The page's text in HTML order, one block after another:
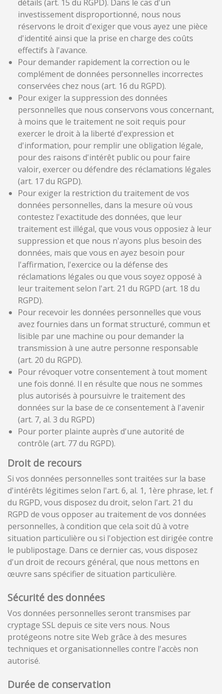
détails (art. 15 du RGPD). Dans le cas d'un
investissement disproportionné, nous nous
réservons le droit d'exiger que vous ayez une pièce
d'identité ainsi que la prise en charge des coûts
effectifs à l'avance.
Pour demander rapidement la correction ou le
complément de données personnelles incorrectes
conservées chez nous (art. 16 du RGPD).
Pour exiger la suppression des données
personnelles que nous conservons vous concernant,
à moins que le traitement ne soit requis pour
exercer le droit à la liberté d'expression et
d'information, pour remplir une obligation légale,
pour des raisons d'intérêt public ou pour faire
valoir, exercer ou défendre des réclamations légales
(art. 17 du RGPD).
Pour exiger la restriction du traitement de vos
données personnelles, dans la mesure où vous
contestez l'exactitude des données, que leur
traitement est illégal, que vous vous opposiez à leur
suppression et que nous n'ayons plus besoin des
données, mais que vous en ayez besoin pour
l'affirmation, l'exercice ou la défense des
réclamations légales ou que vous soyez opposé à
leur traitement selon l'art. 21 du RGPD (art. 18 du
RGPD).
Pour recevoir les données personnelles que vous
avez fournies dans un format structuré, commun et
lisible par une machine ou pour demander la
transmission à une autre personne responsable
(art. 20 du RGPD).
Pour révoquer votre consentement à tout moment
une fois donné. Il en résulte que nous ne sommes
plus autorisés à poursuivre le traitement des
données sur la base de ce consentement à l'avenir
(art. 7, al. 3 du RGPD)
Pour porter plainte auprès d'une autorité de
contrôle (art. 77 du RGPD).
Droit de recours
Si vos données personnelles sont traitées sur la base
d'intérêts légitimes selon l'art. 6, al. 1, 1ère phrase, let. f
du RGPD, vous disposez du droit, selon l'art. 21 du
RGPD de vous opposer au traitement de vos données
personnelles, à condition que cela soit dû à votre
situation particulière ou si l'objection est dirigée contre
le publipostage. Dans ce dernier cas, vous disposez
d'un droit de recours général, que nous mettons en
œuvre sans spécifier de situation particulière.
Sécurité des données
Vos données personnelles seront transmises par
cryptage SSL depuis ce site vers nous. Nous
protégeons notre site Web grâce à des mesures
techniques et organisationnelles contre l'accès non
autorisé.
Durée de conservation